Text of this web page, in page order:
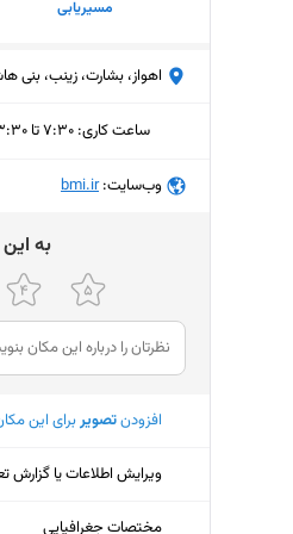
مسیریابی
اهواز، بشارت، زینب،
ساعت کاری: ۷:۳۰ تا ۱۳:۳۰
یکشنبه (امروز)
چهارشنبه
پنجشنبه
جمعه
شنبه
وب‌سایت:‎bmi.ir
ﺑﻪ
افزودنتصویربرای این
ویرایش اطلاعات یا گزارش
مختصات جغرافیایی